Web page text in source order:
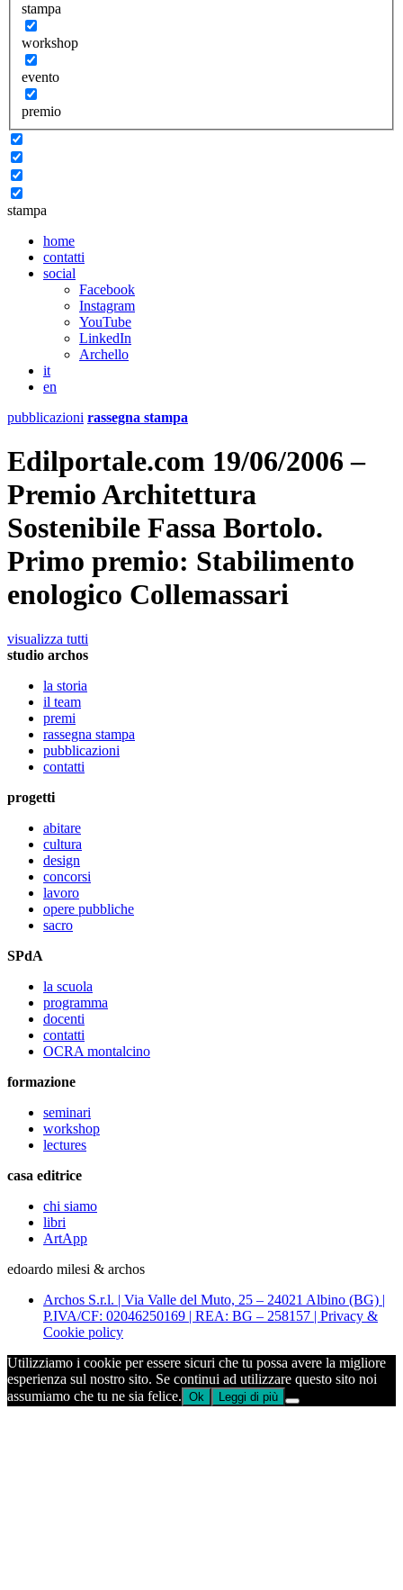
stampa
workshop
evento
premio
stampa
home
contatti
social
Facebook
Instagram
YouTube
LinkedIn
Archello
it
en
pubblicazioni rassegna stampa
Edilportale.com 19/06/2006 –
Premio Architettura
Sostenibile Fassa Bortolo.
Primo premio: Stabilimento
enologico Collemassari
visualizza tutti
studio archos
la storia
il team
premi
rassegna stampa
pubblicazioni
contatti
progetti
abitare
cultura
design
concorsi
lavoro
opere pubbliche
sacro
SPdA
la scuola
programma
docenti
contatti
OCRA montalcino
formazione
seminari
workshop
lectures
casa editrice
chi siamo
libri
ArtApp
edoardo milesi & archos
Archos S.r.l. | Via Valle del Muto, 25 – 24021 Albino (BG) |
P.IVA/CF: 02046250169 | REA: BG – 258157 | Privacy &
Cookie policy
Utilizziamo i cookie per essere sicuri che tu possa avere la migliore
esperienza sul nostro sito. Se continui ad utilizzare questo sito noi
assumiamo che tu ne sia felice. Ok Leggi di più